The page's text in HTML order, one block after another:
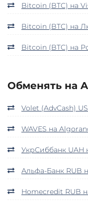
Bitcoin (BTC) на
Bitcoin (BTC) на
Bitcoin (BTC) на
Обменять на
Volet (AdvCash)
WAVES на
УкрСиббанк UAH
Альфа-Банк RUB
Homecredit RUB